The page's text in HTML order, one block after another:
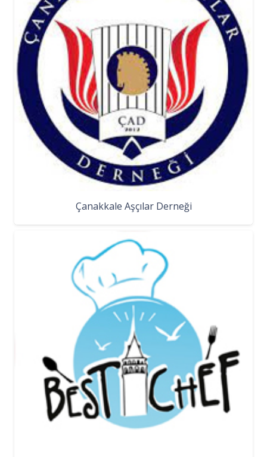
Çanakkale Aşçılar Derneği